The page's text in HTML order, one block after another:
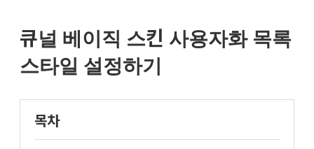
스
킨
설
명
서
큐널 베이직 스킨 사용자화 목록
스타일 설정하기
목차